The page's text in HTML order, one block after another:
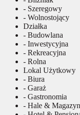
- Szeregowy
- Wolnostojący
Działka
- Budowlana
- Inwestycyjna
- Rekreacyjna
- Rolna
Lokal Użytkowy
- Biura
- Garaż
- Gastronomia
- Hale &